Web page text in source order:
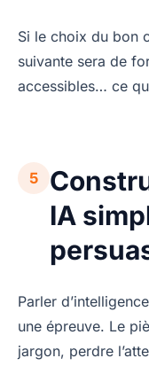
Si le choix du bon
suivante sera de
accessibles… ce
5
IA
Parler
une épreuve. Le
jargon, perdre